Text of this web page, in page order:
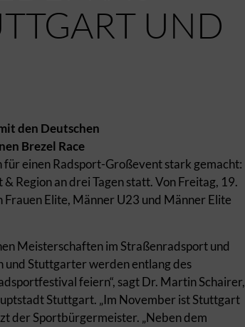
UND R
den Deutschen
Brezel Race
einen Radsport-Großevent stark gemacht:
Region an drei Tagen statt. Von Freitag, 19.
Elite, Männer U23 und Männer Elite
Meisterschaften im Straßenradsport und
und Stuttgarter werden entlang des
feiern“, sagt Dr. Martin Schairer,
Stuttgart. „Im November ist Stuttgart
der Sportbürgermeister. „Neben dem